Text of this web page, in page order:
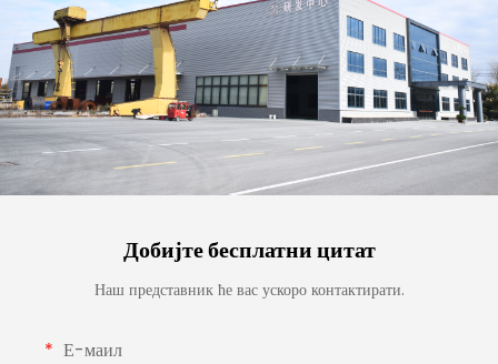
Добијте бесплатни цитат
Наш представник ће вас ускоро контактирати.
Е-маил